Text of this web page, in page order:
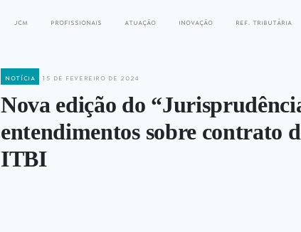
jcm profissionais atuação inovação ref. tributária
notícia 15 de fevereiro de 2024
Nova edição do
entendimentos sobre contrato
ITBI